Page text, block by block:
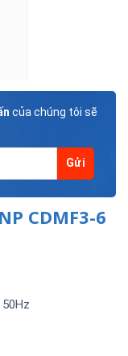
của chúng tôi sẽ
CDMF3-6